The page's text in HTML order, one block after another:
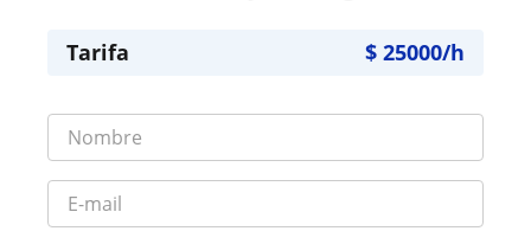
Tarifa $ 25000/h